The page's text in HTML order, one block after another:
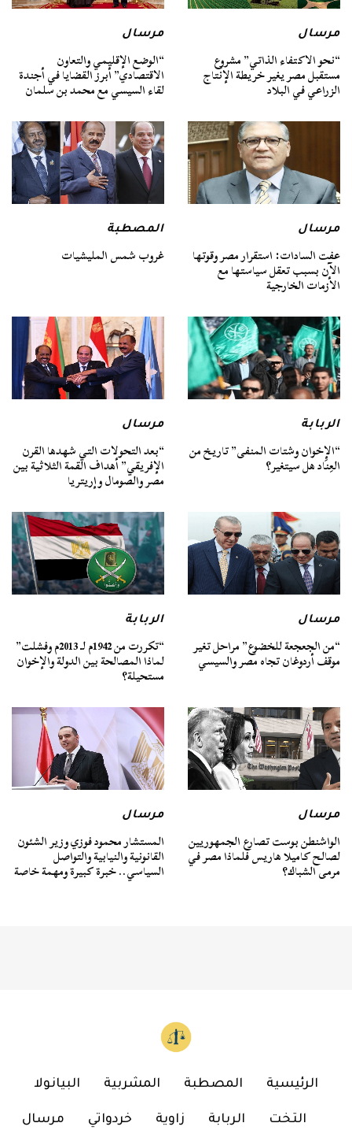
مرسال
“نحو الاكتفاء الذاتي” مشروع
مستقبل مصر يغير خريطة الإنتاج
الزراعي في البلاد
مرسال
“الوضع الإقليمي والتعاون
الاقتصادي” أبرز القضايا في أجندة
لقاء السيسي مع محمد بن سلمان
مرسال
عفت السادات: استقرار مصر وقوتها
الآن بسبب تعقل سياستها مع
الأزمات الخارجية
المصطبة
غروب شمس المليشيات
الربابة
“الإخوان وشتات المنفى” تاريخ من
العِنَاد هل سيتغير؟
مرسال
“بعد التحولات التي شهدها القرن
الإفريقي” أهداف القمة الثلاثية بين
مصر والصومال وإريتريا
مرسال
“من الجعجعة للخضوع” مراحل تغير
موقف أردوغان تجاه مصر والسيسي
الربابة
“تكررت من 1942م لـ 2013م وفشلت”
لماذا المصالحة بين الدولة والإخوان
مستحيلة؟
مرسال
الواشنطن بوست تصارع الجمهوريين
لصالح كاميلا هاريس فلماذا مصر في
مرمى الشباك؟
مرسال
المستشار محمود فوزي وزير الشئون
القانونية والنيابية والتواصل
السياسي.. خبرة كبيرة ومهمة خاصة
الرئيسية المصطبة المشربية البيانولا
التخت الربابة زاوية خردواتي مرسال